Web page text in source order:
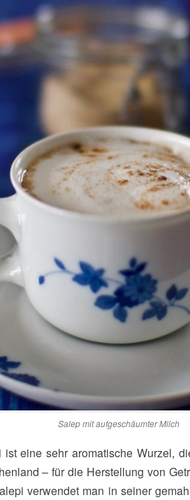
Salep mit aufgeschäumter Milch
eine sehr aromatische Wurzel,
– für die Herstellung von
verwendet man in seiner